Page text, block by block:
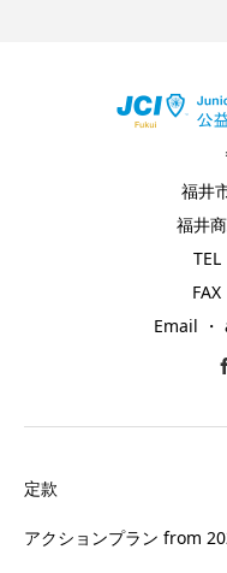
福井
福井
Email
定款
アクションプラン from